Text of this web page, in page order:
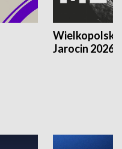
Jarocin 2026